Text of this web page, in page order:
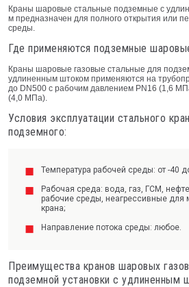
Краны шаровые стальные подземные с
м предназначен для полного открытия или
среды.
Где применяются подземные
Краны шаровые газовые стальные для
удлиненным штоком применяются на
до DN500 с рабочим давлением PN16 (1,6
(4,0 МПа).
Условия эксплуатации стального
подземного:
Температура рабочей среды: от -40
Рабочая среда: вода, газ, ГСМ,
рабочие среды, неагрессивные для
крана;
Направление потока среды: любое.
Преимущества кранов шаровых
подземной установки с удлиненным